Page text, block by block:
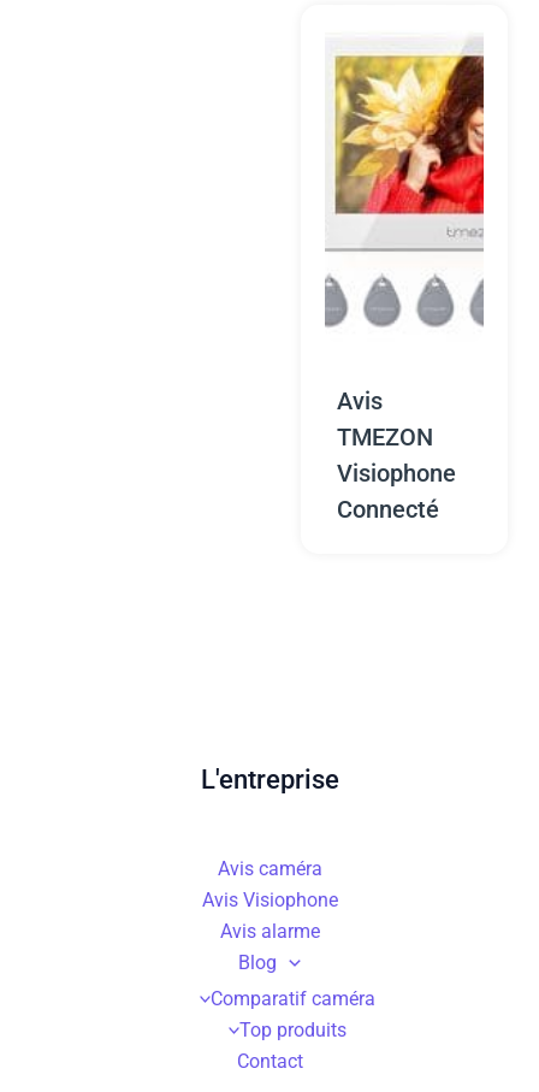
Avis
TMEZON
Visiophone
Connecté
L'entreprise
Avis caméra
Avis Visiophone
Avis alarme
Blog
Comparatif caméra
Top produits
Contact